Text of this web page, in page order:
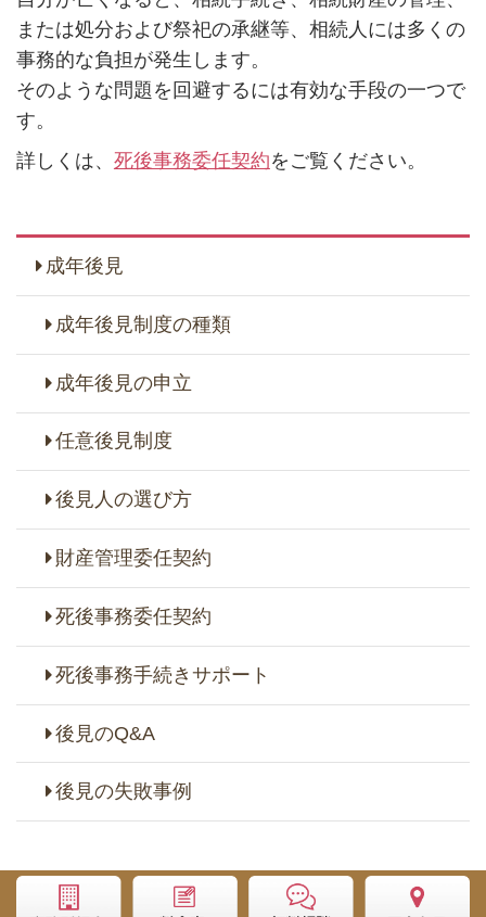
または処分および祭祀の承継等、相続人には多くの
事務的な負担が発生します。
そのような問題を回避するには有効な手段の一つで
す。
詳しくは、 死後事務委任契約をご覧ください。
成年後見
成年後見制度の種類
成年後見の申立
任意後見制度
後見人の選び方
財産管理委任契約
死後事務委任契約
死後事務手続きサポート
後見のQ&A
後見の失敗事例